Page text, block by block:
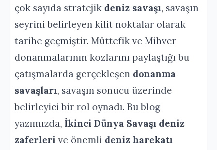
çok sayıda stratejik deniz savaşı, savaşın
seyrini belirleyen kilit noktalar olarak
tarihe geçmiştir. Müttefik ve Mihver
donanmalarının kozlarını paylaştığı bu
çatışmalarda gerçekleşen donanma
savaşları, savaşın sonucu üzerinde
belirleyici bir rol oynadı. Bu blog
yazımızda, İkinci Dünya Savaşı deniz
zaferleri ve önemli deniz harekatı